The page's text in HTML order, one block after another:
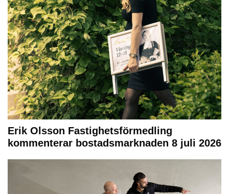
Erik Olsson Fastighetsförmedling
kommenterar bostadsmarknaden 8 juli 2026